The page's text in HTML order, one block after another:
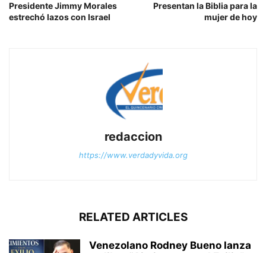
Presidente Jimmy Morales
estrechó lazos con Israel
Presentan la Biblia para la
mujer de hoy
redaccion
https://www.verdadyvida.org
RELATED ARTICLES
Venezolano Rodney Bueno lanza